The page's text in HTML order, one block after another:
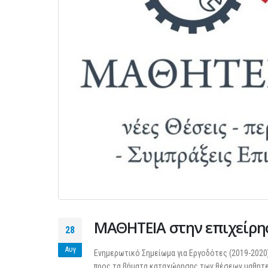
28
Αυγ
ΜΑΘΗΤΕΙΑ στην
Ενημερωτικό Σημείωμα για Εργοδότες (2019-